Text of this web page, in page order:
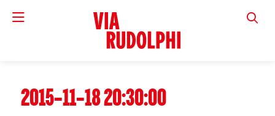
VIA
2015-11-18 20:30:00